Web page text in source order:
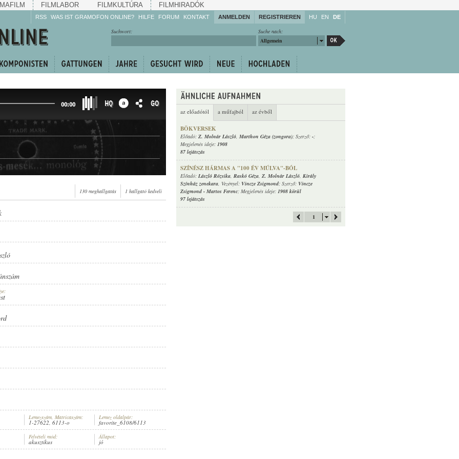
MAFILM FILMLABOR FILMKULTÚRA FILMHIRADÓK
RSS WAS IST GRAMOFON ONLINE? HILFE
Machen Sie mit!
weiter!
FORUM KONTAKT ANMELDEN REGISTRIEREN HU EN DE
Suche nach:
Allgemein
Suchwort:
az előadótól a műfajból az évből
BÖKVERSEK
Előadó: Z. Molnár László, Marthon Géza (zongora); Szerző: -;
Megjelenés ideje: 1908
87 lejátszás
SZÍNÉSZ HÁRMAS A "100 ÉV MÚLVA"-BÓL
Előadó: László Rózsika, Raskó Géza, Z. Molnár László, Király
Színház zenekara, Vezényel: Vincze Zsigmond; Szerző: Vincze
Zsigmond - Martos Ferenc; Megjelenés ideje: 1908 körül
97 lejátszás
1
00:00 HQ GO
130 meghallgatás 1 hallgató kedveli
Lemezszám, Matricaszám:
1-27622, 6113-o
Lemez oldalpár:
favorite_6108/6113
Felvételi mód:
akusztikus
Állapot:
jó